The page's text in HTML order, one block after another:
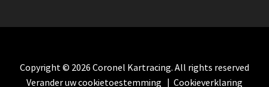
Copyright © 2026 Coronel Kartracing. All rights reserved
Verander uw cookietoestemming | Cookieverklaring